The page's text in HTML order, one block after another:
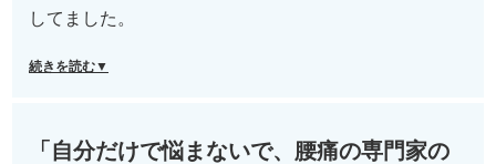
してました。
続きを読む▼
「自分だけで悩まないで、腰痛の専門家の